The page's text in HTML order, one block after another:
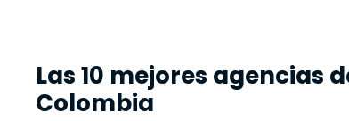
Las 10 mejores agencias
Colombia